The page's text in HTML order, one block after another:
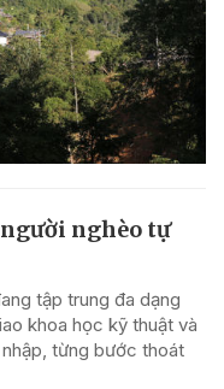
người nghèo tự
tập trung đa dạng
khoa học kỹ thuật và
từng bước thoát